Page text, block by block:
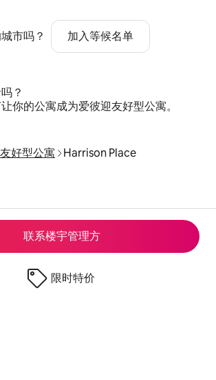
联系楼宇管理方
限时特价
市吗？ 加入等候名单
？
你的公寓成为爱彼迎友好型公寓。
好型公寓 Harrison Place